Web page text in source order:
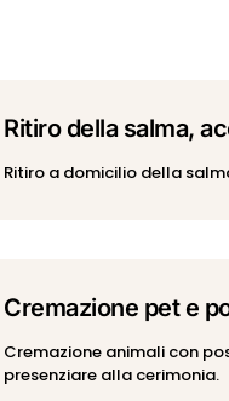
Ritiro della salma,
Ritiro a domicilio della
Cremazione pet e
Cremazione animali con
presenziare alla cerimonia.